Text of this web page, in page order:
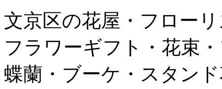
文京区の花屋・フロー
フラワーギフト・花束
蝶蘭・ブーケ・スタン